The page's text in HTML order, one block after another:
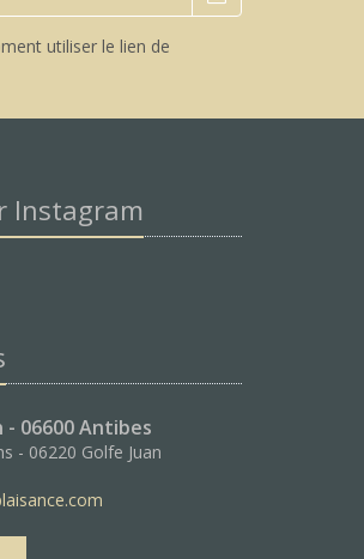
utiliser le lien de
Instagram
06600 Antibes
- 06220 Golfe Juan